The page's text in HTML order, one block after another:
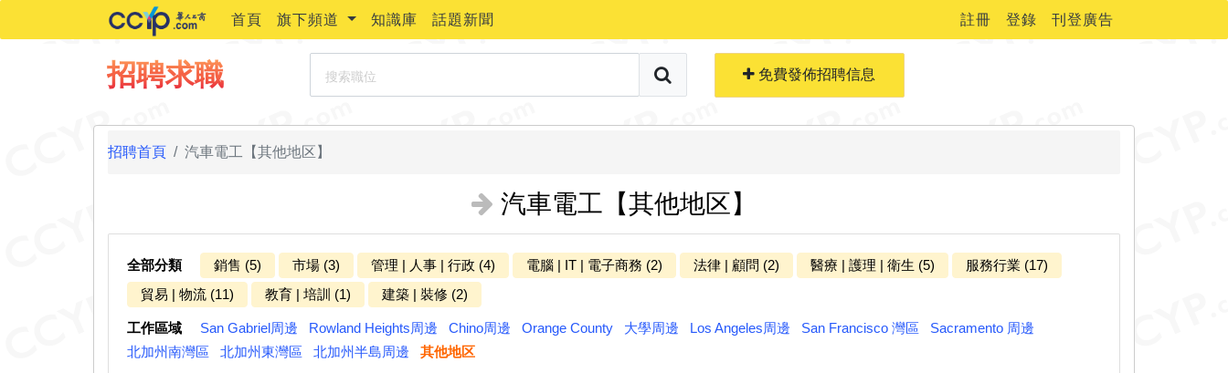
首頁 旗下頻道 知識庫 話題新聞 註冊 登錄 刊登廣告
招聘求職 免費發佈招聘信息
免費生成簡歷
招聘首頁 汽車電工【其他地区】
汽車電工【其他地区】
全部分類 銷售 (5) 市場 (3) 管理 | 人事 | 行政 (4) 電腦 | IT | 電子商務 (2) 法律 | 顧問 (2) 醫療 | 護理 | 衛生 (5)
服務行業 (17)
貿易 | 物流 (11)
教育 | 培訓 (1) 建築 | 裝修 (2)
工作區域 San Gabriel周邊 Rowland Heights周邊 Chino周邊 Orange County 大學周邊 Los Angeles周邊 San Francisco 灣區
Sacramento 周邊
北加州南灣區
北加州東灣區 北加州半島周邊
其他地区